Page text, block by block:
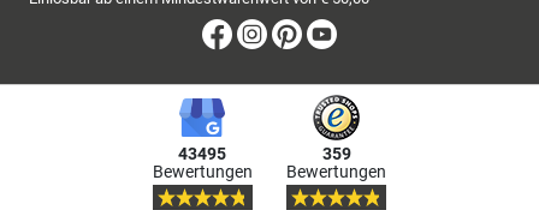
Facebook
Instagram
Pinterest
43495
Bewertungen
359
Bewertungen